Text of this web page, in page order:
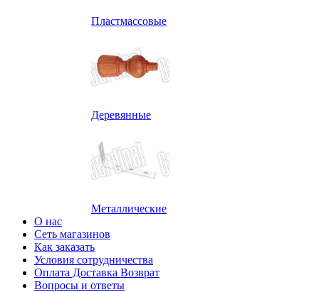
Пластмассовые
Деревянные
Металлические
О нас
Сеть магазинов
Как заказать
Условия сотрудничества
Оплата Доставка Возврат
Вопросы и ответы